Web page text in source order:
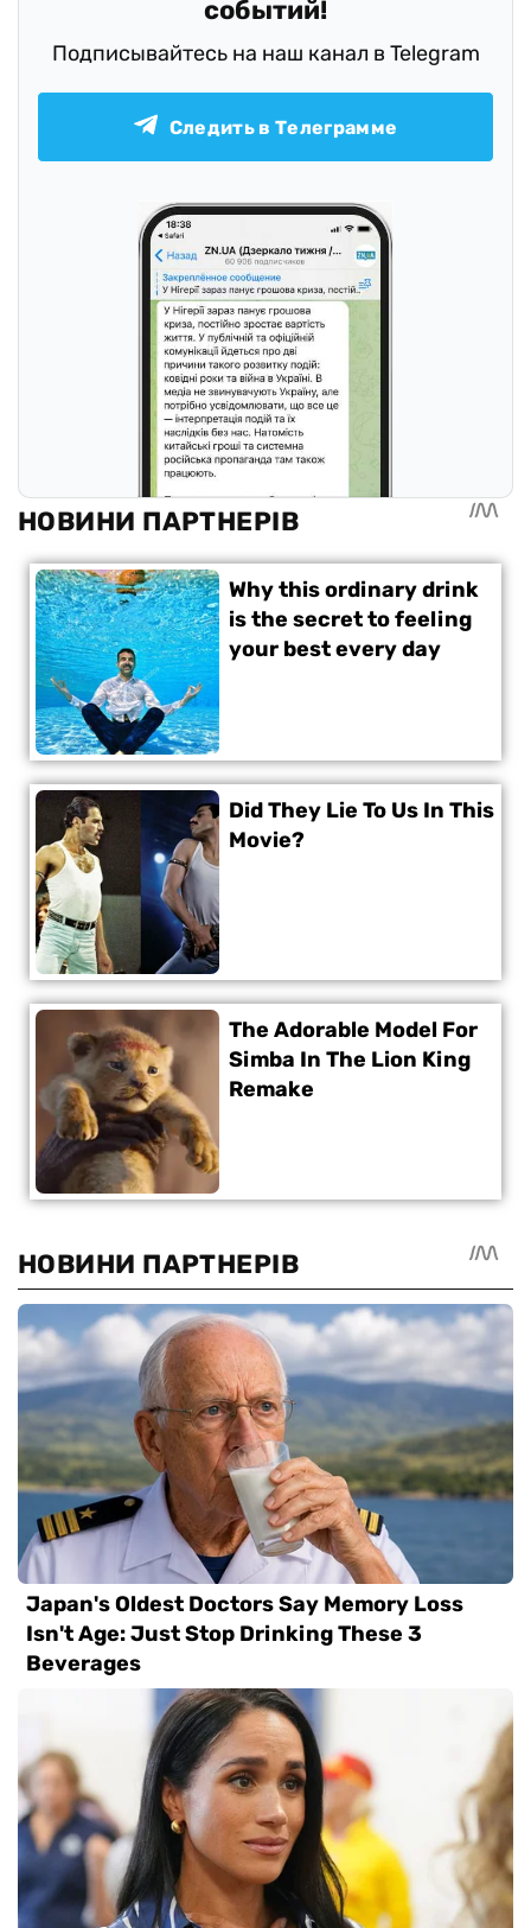
событий!
Подписывайтесь на наш канал в Telegram
Следить в Телеграмме